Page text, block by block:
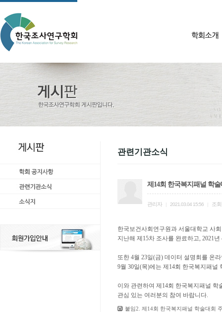
관련기관소식
제14회 한국복지패널 학
관리자 2021.03.04 15:56 조회
한국보건사회연구원과 서울대학교 사
지난해 제15차 조사를 완료하고, 2021
또한 4월 23일(금) 데이터 설명회를 온
9월 30일(목)에는 제14회 한국복지패
이와 관련하여 제14회 한국복지패널
관심 있는 여러분의 참여 바랍니다.
붙임2. 제14회 한국복지패널 학술대회